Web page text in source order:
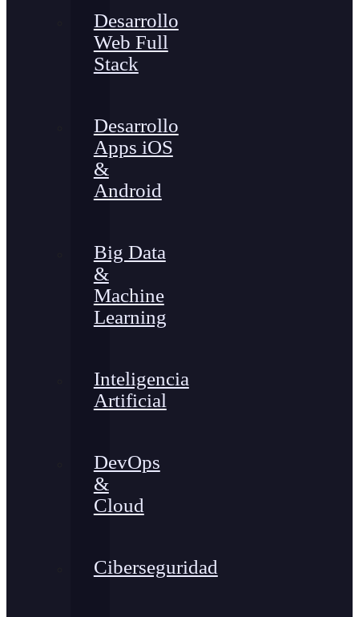
Desarrollo
Web Full
Stack
Desarrollo
Apps iOS
&
Android
Big Data
&
Machine
Learning
Inteligencia
Artificial
DevOps
&
Cloud
Ciberseguridad